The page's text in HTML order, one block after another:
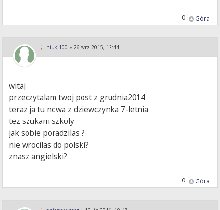
Góra
0
niuki100 » 26 wrz 2015, 12:44
witaj
przeczytalam twoj post z grudnia2014
teraz ja tu nowa z dziewczynka 7-letnia
tez szukam szkoly
jak sobie poradzilas ?
nie wrocilas do polski?
znasz angielski?
Góra
0